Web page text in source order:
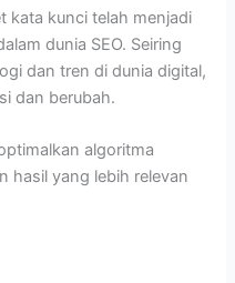
kata kunci telah menjadi
dunia SEO. Seiring
dan tren di dunia digital,
dan berubah.
algoritma
hasil yang lebih relevan